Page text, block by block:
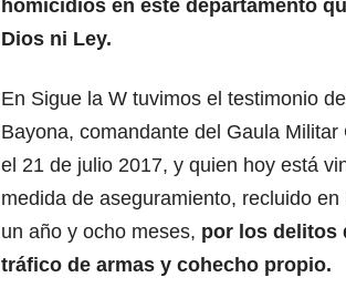
homicidios en este departamento
Dios ni Ley.
En Sigue la W tuvimos el testimonio
Bayona, comandante del Gaula
el 21 de julio 2017, y quien hoy está
medida de aseguramiento, recluido
un año y ocho meses, por los delitos
tráfico de armas y cohecho propio.